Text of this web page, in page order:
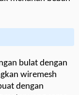
bulat dengan
wiremesh
dengan